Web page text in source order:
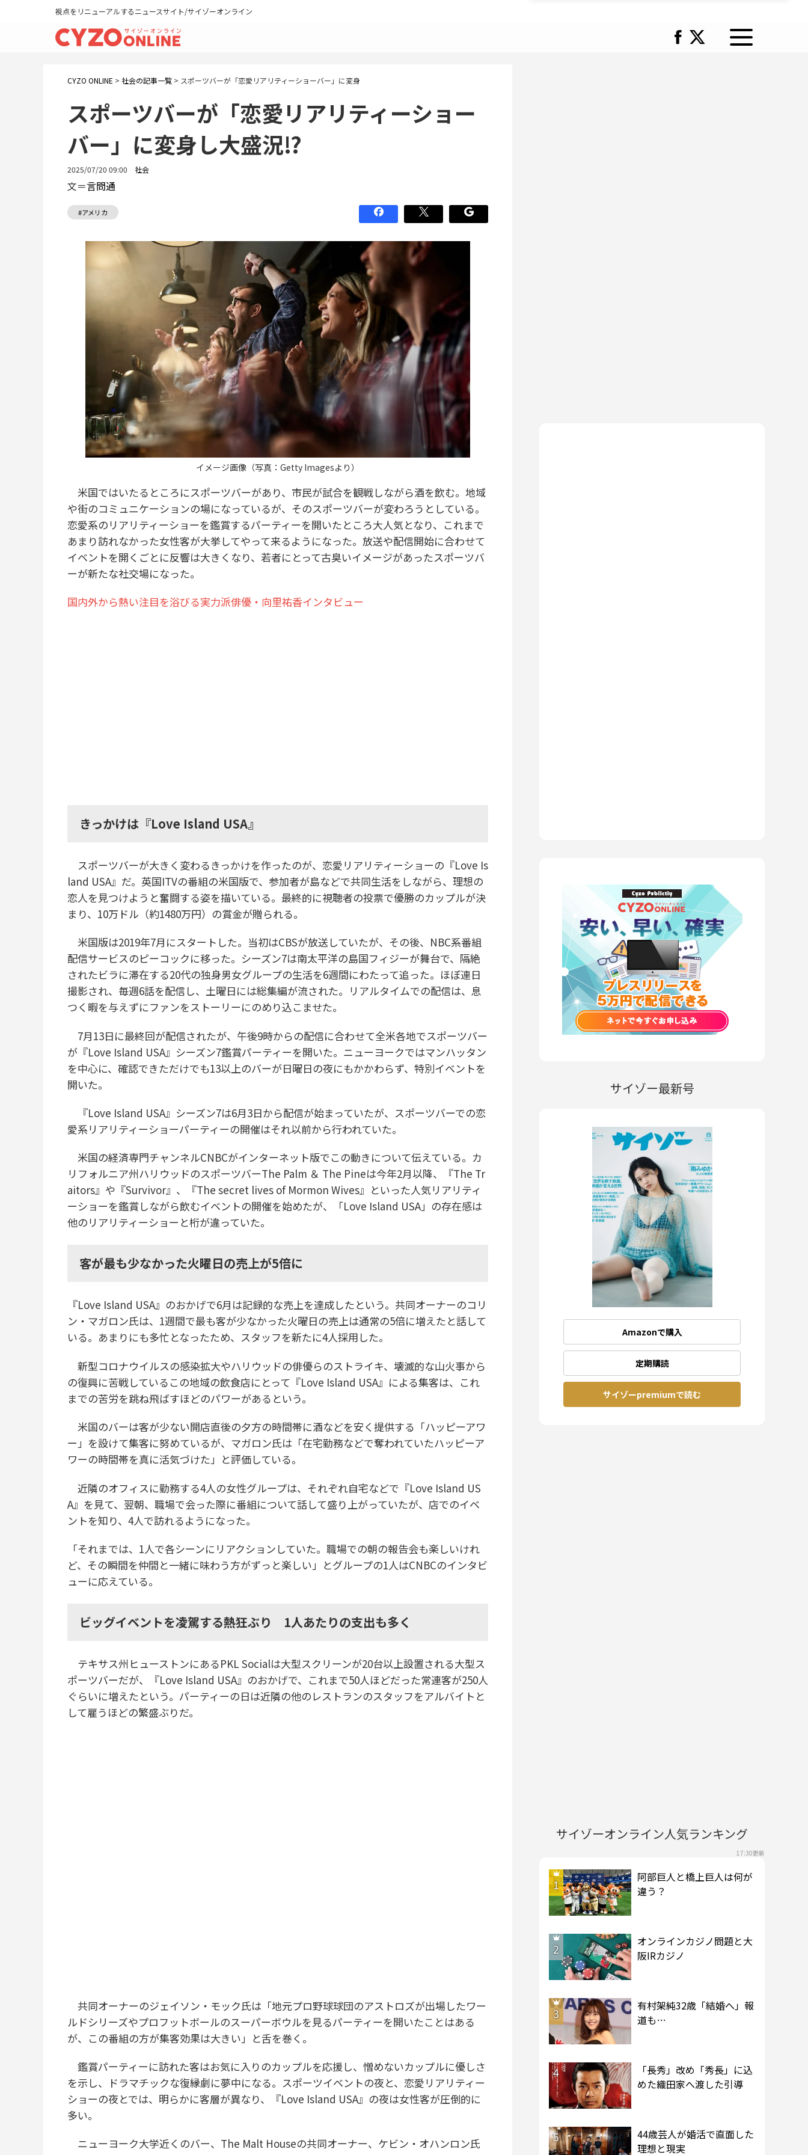
視点をリニューアルするニュースサイト/サイゾーオンライン
CYZO ONLINE > 社会の記事一覧 > スポーツバーが「恋愛リアリティーショーバー」に変身
スポーツバーが「恋愛リアリティーショー
バー」に変身し大盛況⁉
2025/07/20 09:00 社会
文＝言問通
#アメリカ
イメージ画像（写真：Getty Imagesより）
米国ではいたるところにスポーツバーがあり、市民が試合を観戦しながら酒を飲む。地域
や街のコミュニケーションの場になっているが、そのスポーツバーが変わろうとしている。
恋愛系のリアリティーショーを鑑賞するパーティーを開いたところ大人気となり、これまで
あまり訪れなかった女性客が大挙してやって来るようになった。放送や配信開始に合わせて
イベントを開くごとに反響は大きくなり、若者にとって古臭いイメージがあったスポーツバ
ーが新たな社交場になった。
国内外から熱い注目を浴びる実力派俳優・向里祐香インタビュー
きっかけは『Love Island USA』
スポーツバーが大きく変わるきっかけを作ったのが、恋愛リアリティーショーの『Love Is
land USA』だ。英国ITVの番組の米国版で、参加者が島などで共同生活をしながら、理想の
恋人を見つけようと奮闘する姿を描いている。最終的に視聴者の投票で優勝のカップルが決
まり、10万ドル（約1480万円）の賞金が贈られる。
米国版は2019年7月にスタートした。当初はCBSが放送していたが、その後、NBC系番組
配信サービスのピーコックに移った。シーズン7は南太平洋の島国フィジーが舞台で、隔絶
されたビラに滞在する20代の独身男女グループの生活を6週間にわたって追った。ほぼ連日
撮影され、毎週6話を配信し、土曜日には総集編が流された。リアルタイムでの配信は、息
つく暇を与えずにファンをストーリーにのめり込こませた。
7月13日に最終回が配信されたが、午後9時からの配信に合わせて全米各地でスポーツバー
が『Love Island USA』シーズン7鑑賞パーティーを開いた。ニューヨークではマンハッタン
を中心に、確認できただけでも13以上のバーが日曜日の夜にもかかわらず、特別イベントを
開いた。
『Love Island USA』シーズン7は6月3日から配信が始まっていたが、スポーツバーでの恋
愛系リアリティーショーパーティーの開催はそれ以前から行われていた。
米国の経済専門チャンネルCNBCがインターネット版でこの動きについて伝えている。カ
リフォルニア州ハリウッドのスポーツバーThe Palm ＆ The Pineは今年2月以降、『The Tr
aitors』や『Survivor』、『The secret lives of Mormon Wives』といった人気リアリティ
ーショーを鑑賞しながら飲むイベントの開催を始めたが、「Love Island USA」の存在感は
他のリアリティーショーと桁が違っていた。
客が最も少なかった火曜日の売上が5倍に
『Love Island USA』のおかげで6月は記録的な売上を達成したという。共同オーナーのコリ
ン・マガロン氏は、1週間で最も客が少なかった火曜日の売上は通常の5倍に増えたと話して
いる。あまりにも多忙となったため、スタッフを新たに4人採用した。
新型コロナウイルスの感染拡大やハリウッドの俳優らのストライキ、壊滅的な山火事から
の復興に苦戦しているこの地域の飲食店にとって『Love Island USA』による集客は、これ
までの苦労を跳ね飛ばすほどのパワーがあるという。
米国のバーは客が少ない開店直後の夕方の時間帯に酒などを安く提供する「ハッピーアワ
ー」を設けて集客に努めているが、マガロン氏は「在宅勤務などで奪われていたハッピーア
ワーの時間帯を真に活気づけた」と評価している。
近隣のオフィスに勤務する4人の女性グループは、それぞれ自宅などで『Love Island US
A』を見て、翌朝、職場で会った際に番組について話して盛り上がっていたが、店でのイベ
ントを知り、4人で訪れるようになった。
「それまでは、1人で各シーンにリアクションしていた。職場での朝の報告会も楽しいけれ
ど、その瞬間を仲間と一緒に味わう方がずっと楽しい」とグループの1人はCNBCのインタビ
ューに応えている。
ビッグイベントを凌駕する熱狂ぶり 1人あたりの支出も多く
テキサス州ヒューストンにあるPKL Socialは大型スクリーンが20台以上設置される大型ス
ポーツバーだが、『Love Island USA』のおかげで、これまで50人ほどだった常連客が250人
ぐらいに増えたという。パーティーの日は近隣の他のレストランのスタッフをアルバイトと
して雇うほどの繁盛ぶりだ。
共同オーナーのジェイソン・モック氏は「地元プロ野球球団のアストロズが出場したワー
ルドシリーズやプロフットボールのスーパーボウルを見るパーティーを開いたことはある
が、この番組の方が集客効果は大きい」と舌を巻く。
鑑賞パーティーに訪れた客はお気に入りのカップルを応援し、憎めないカップルに優しさ
を示し、ドラマチックな復縁劇に夢中になる。スポーツイベントの夜と、恋愛リアリティー
ショーの夜とでは、明らかに客層が異なり、『Love Island USA』の夜は女性客が圧倒的に
多い。
ニューヨーク大学近くのバー、The Malt Houseの共同オーナー、ケビン・オハンロン氏
サイゾー最新号
Amazonで購入
定期購読
サイゾーpremiumで読む
サイゾーオンライン人気ランキング
17:30更新
1
阿部巨人と橋上巨人は何が
違う？
2
オンラインカジノ問題と大
阪IRカジノ
3
有村架純32歳「結婚へ」報
道も…
4
「長秀」改め「秀長」に込
めた織田家へ渡した引導
5
44歳芸人が婚活で直面した
理想と現実